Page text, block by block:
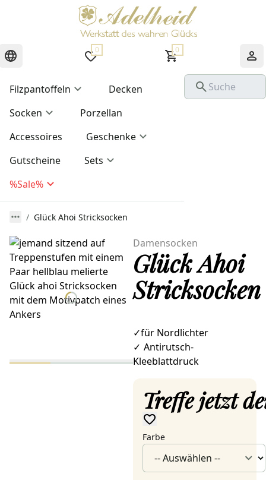
0 0
Filzpantoffeln
Decken
Socken
Porzellan
Accessoires
Geschenke
Gutscheine
Sets
%Sale%
Glück Ahoi Stricksocken
Damensocken
Glück Ahoi
Stricksocken
✓für Nordlichter
✓ Antirutsch-
Kleeblattdruck
Treffe jetzt
Farbe